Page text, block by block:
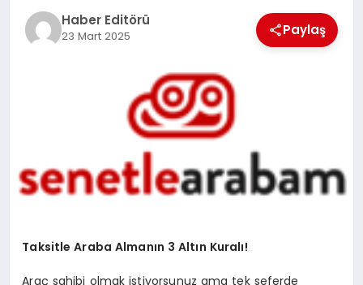
YAŞAM Haber Editörü
23 Mart 2025 Paylaş
Taksitle Araba Almanın 3 Altın Kuralı!
Araç sahibi olmak istiyorsunuz ama tek seferde